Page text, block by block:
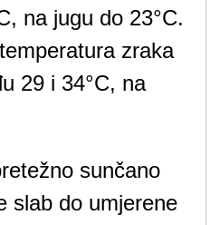
na jugu do 23°C.
zraka
29 i 34°C, na
sunčano
slab do umjerene